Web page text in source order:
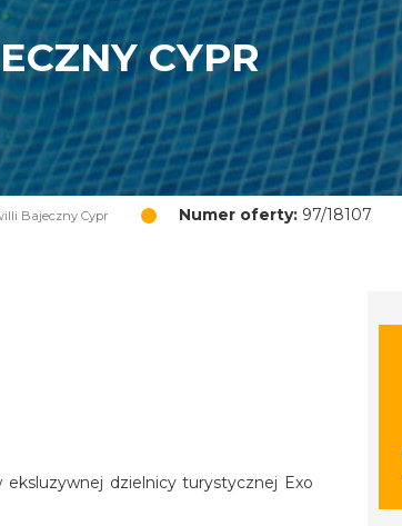
CYPR
Bajeczny Cypr Numer oferty: 97/18107
dzielnicy turystycznej Exo